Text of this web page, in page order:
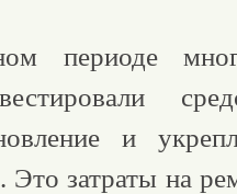
и
Это затраты на